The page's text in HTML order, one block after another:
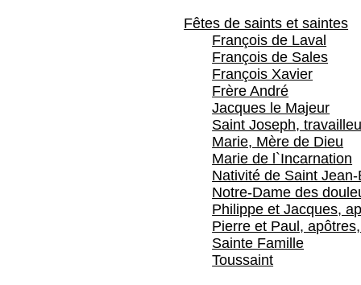
Fêtes de saints et saintes
François de Laval
François de Sales
François Xavier
Frère André
Jacques le Majeur
Saint Joseph,
Marie, Mère de Dieu
Marie de l`Incarnation
Nativité de Saint
Notre-Dame des
Philippe et Jacques,
Pierre et Paul,
Sainte Famille
Toussaint